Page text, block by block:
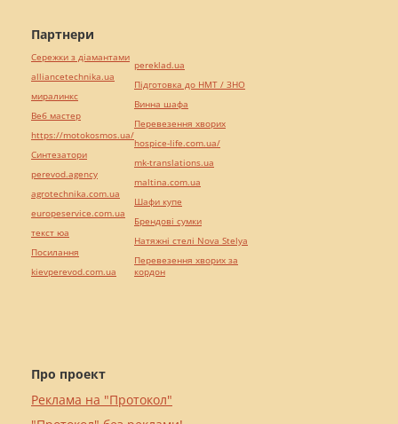
Про проект
Реклама на "Протокол"
Партнери
Сережки з діамантами
alliancetechnika.ua
миралинкс
Веб мастер
https://motokosmos.ua/
Синтезатори
perevod.agency
agrotechnika.com.ua
europeservice.com.ua
текст юа
Посилання
kievperevod.com.ua
pereklad.ua
Підготовка до НМТ / ЗНО
Винна шафа
Перевезення хворих
hospice-life.com.ua/
mk-translations.ua
maltina.com.ua
Шафи купе
Брендові сумки
Натяжні стелі Nova Stelya
Перевезення хворих за
кордон